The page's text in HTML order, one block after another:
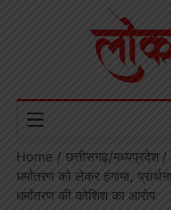
Home
छत्तीसगढ़/मध्यप्रदेश
धर्मांतरण को लेकर हंगामा,
धर्मांतरण की कोशिश का आरोप